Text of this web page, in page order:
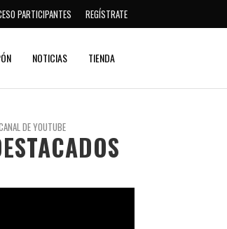
PARTICIPANTES REGÍSTRATE
NOTICIAS TIENDA
DE YOUTUBE